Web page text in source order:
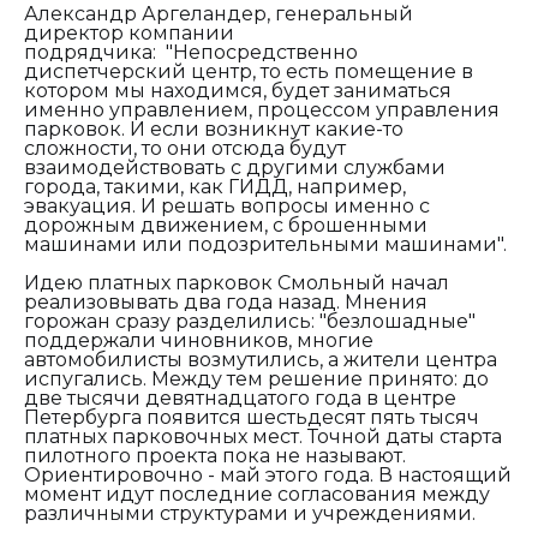
Александр Аргеландер, генеральный
директор компании
подрядчика: "Непосредственно
диспетчерский центр, то есть помещение в
котором мы находимся, будет заниматься
именно управлением, процессом управления
парковок. И если возникнут какие-то
сложности, то они отсюда будут
взаимодействовать с другими службами
города, такими, как ГИДД, например,
эвакуация. И решать вопросы именно с
дорожным движением, с брошенными
машинами или подозрительными машинами".
Идею платных парковок Смольный начал
реализовывать два года назад. Мнения
горожан сразу разделились: "безлошадные"
поддержали чиновников, многие
автомобилисты возмутились, а жители центра
испугались. Между тем решение принято: до
две тысячи девятнадцатого года в центре
Петербурга появится шестьдесят пять тысяч
платных парковочных мест. Точной даты старта
пилотного проекта пока не называют.
Ориентировочно - май этого года. В настоящий
момент идут последние согласования между
различными структурами и учреждениями.